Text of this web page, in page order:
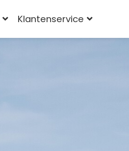
Klantenservice